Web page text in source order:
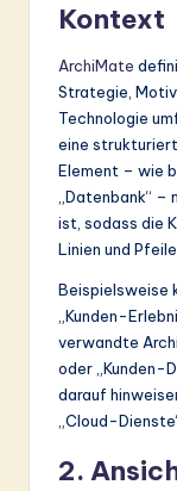
Kontext
ArchiMate
Strategie,
Technologie
eine
Element – wie
„Datenbank“
ist, sodass die
Linien und
Beispielsweise
„Kunden-
verwandte
oder „Kunden-
darauf
„Cloud-
2.